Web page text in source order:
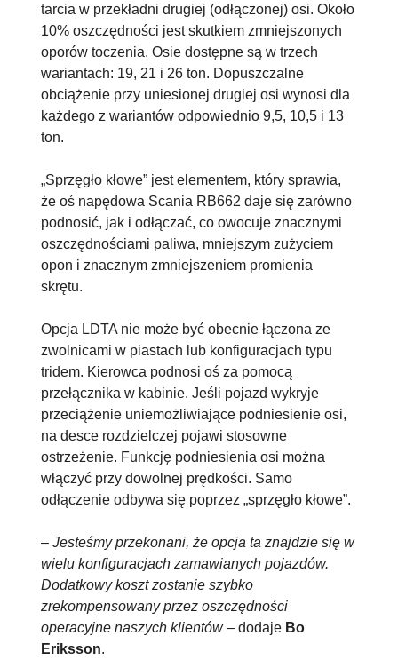
tarcia w przekładni drugiej (odłączonej) osi. Około
10% oszczędności jest skutkiem zmniejszonych
oporów toczenia. Osie dostępne są w trzech
wariantach: 19, 21 i 26 ton. Dopuszczalne
obciążenie przy uniesionej drugiej osi wynosi dla
każdego z wariantów odpowiednio 9,5, 10,5 i 13
ton.
„Sprzęgło kłowe” jest elementem, który sprawia,
że oś napędowa Scania RB662 daje się zarówno
podnosić, jak i odłączać, co owocuje znacznymi
oszczędnościami paliwa, mniejszym zużyciem
opon i znacznym zmniejszeniem promienia
skrętu.
Opcja LDTA nie może być obecnie łączona ze
zwolnicami w piastach lub konfiguracjach typu
tridem. Kierowca podnosi oś za pomocą
przełącznika w kabinie. Jeśli pojazd wykryje
przeciążenie uniemożliwiające podniesienie osi,
na desce rozdzielczej pojawi stosowne
ostrzeżenie. Funkcję podniesienia osi można
włączyć przy dowolnej prędkości. Samo
odłączenie odbywa się poprzez „sprzęgło kłowe”.
– Jesteśmy przekonani, że opcja ta znajdzie się w
wielu konfiguracjach zamawianych pojazdów.
Dodatkowy koszt zostanie szybko
zrekompensowany przez oszczędności
operacyjne naszych klientów– dodaje Bo
Eriksson.